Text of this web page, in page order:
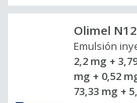
Olimel
Emulsión
2,2 mg +
mg + 0,52
73,33 mg +